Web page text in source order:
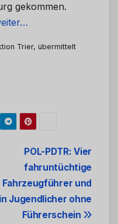
gekommen.
Trier, übermittelt
POL-PDTR: Vier
fahruntüchtige
Fahrzeugführer und
Jugendlicher ohne
Führerschein